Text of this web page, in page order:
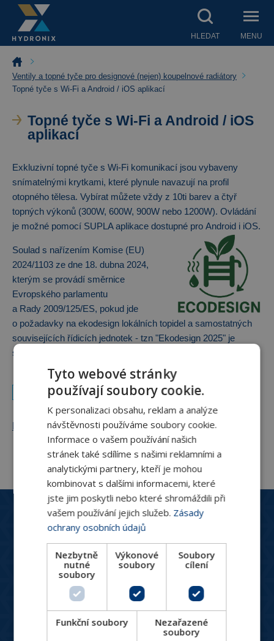
HLEDAT MENU
Ventily a topné tyče pro designové (nejen) koupelnové radiátory
Topné tyče s Wi-Fi a Android / iOS aplikací
Topné tyče s Wi-Fi a Android / iOS
aplikací
Exkluzivní topné tyče s Wi-Fi komunikací jsou vybaveny
snímatelnými krytkami, které plynule navazují na profil
otopného tělesa. Vybírat můžete vždy z 10ti barev a čtyř
topných výkonů (300W, 600W, 900W nebo 1200W). Ovládání
je možné pomocí SUPLA aplikace dostupné pro Android i iOS.
Soulad s nařízením Komise (EU)
2024/1103 ze dne 18. dubna 2024,
kterým se provádí směrnice
Evropského parlamentu
a Rady 2009/125/ES, pokud jde
o požadavky na ekodesign lokálních topidel a samostatných
souvisejících řídicích jednotek - tzn "Ekodesign 2025" je
samozřejmostí.
PRŮMYSLOVÉ STAVBY
Filtrace výsledků
Zákaznický servis
+420 244 466 792
Po-Pá: 8:30 - 16:00
hydronix@hydronix.cz
Katalog produktů
Spotřebiče pro vytápění a chlazení
Tyto webové stránky
používají soubory cookie.
K personalizaci obsahu, reklam a analýze
návštěvnosti používáme soubory cookie.
Informace o vašem používání našich
stránek také sdílíme s našimi reklamními a
analytickými partnery, kteří je mohou
kombinovat s dalšími informacemi, které
jste jim poskytli nebo které shromáždili při
vašem používání jejich služeb. Zásady
ochrany osobních údajů
Nezbytně
nutné
soubory
Výkonové
soubory
Soubory
cílení
Funkční soubory
Nezařazené
soubory